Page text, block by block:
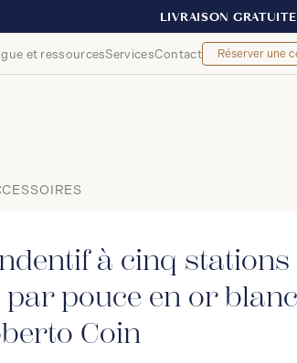
et ressourcesServicesContact Réserver une
à cinq stations
pouce en or blanc
Coin